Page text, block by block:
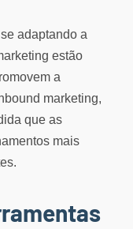
adaptando a
estão
a
marketing,
que as
mais